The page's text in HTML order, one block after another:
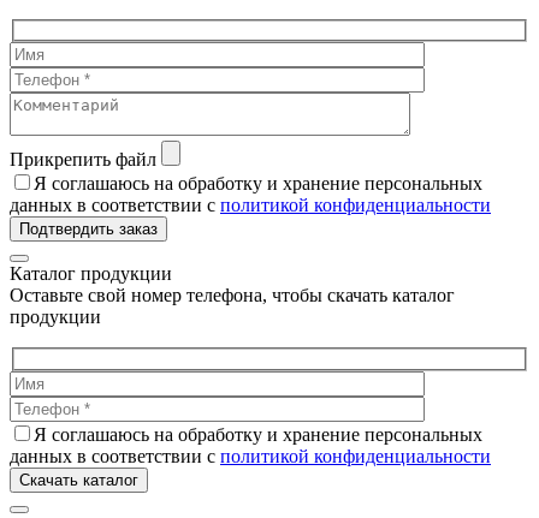
Прикрепить файл
Я соглашаюсь на обработку и хранение персональных
данных в соответствии с политикой конфиденциальности
Подтвердить заказ
Каталог продукции
Оставьте свой номер телефона, чтобы скачать каталог
продукции
Я соглашаюсь на обработку и хранение персональных
данных в соответствии с политикой конфиденциальности
Скачать каталог